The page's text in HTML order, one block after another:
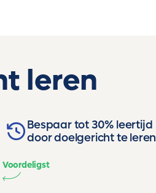
leren
Bespaar tot 30% leertijd
door doelgericht te leren
Voordeligst